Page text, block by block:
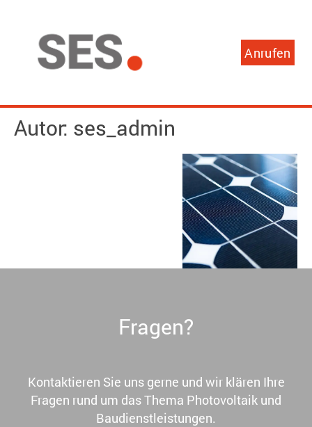
Anrufen
Autor: ses_admin
Fragen?
Kontaktieren Sie uns gerne und wir klären Ihre
Fragen rund um das Thema Photovoltaik und
Baudienstleistungen.